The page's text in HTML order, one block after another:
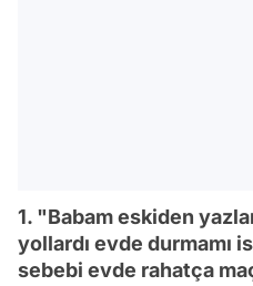
1. "Babam eskiden
yollardı evde durmamı
sebebi evde rahatça